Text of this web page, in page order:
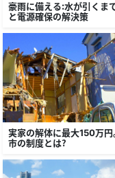
豪雨に備える：水が引くま
と電源確保の解決策
実家の解体に最大150万円
市の制度とは？